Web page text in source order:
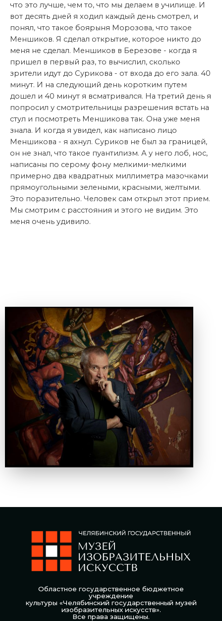
что это лучше, чем то, что мы делаем в училище. И
вот десять дней я ходил каждый день смотрел, и
понял, что такое боярыня Морозова, что такое
Меншиков. Я сделал открытие, которое никто до
меня не сделал. Меншиков в Березове - когда я
пришел в первый раз, то вычислил, сколько
зрители идут до Сурикова - от входа до его зала. 40
минут. И на следующий день коротким путем
дошел и 40 минут я всматривался. На третий день я
попросил у смотрительницы разрешения встать на
стул и посмотреть Меншикова так. Она уже меня
знала. И когда я увидел, как написано лицо
Меншикова - я ахнул. Суриков не был за границей,
он не знал, что такое пуантилизм. А у него лоб, нос,
написаны по серому фону мелкими-мелкими
примерно два квадратных миллиметра мазочками
прямоугольными зелеными, красными, желтыми.
Это поразительно. Человек сам открыл этот прием.
Мы смотрим с расстояния и этого не видим. Это
меня очень удивило.
Областное государственное бюджетное
учреждение
культуры «Челябинский государственный музей
изобразительных искусств».
Все права защищены.